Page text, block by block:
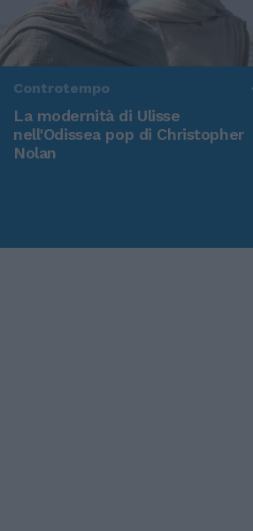
Controtempo
La modernità di Ulisse
nell'Odissea pop di Christopher
Nolan